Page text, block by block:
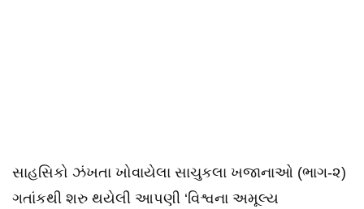
સાહસિકો ઝંખતા ખોવાયેલા સાચુકલા ખજાનાઓ (ભાગ-૨)
ગતાંકથી શરુ થયેલી આપણી ‘વિશ્વના અમૂલ્ય